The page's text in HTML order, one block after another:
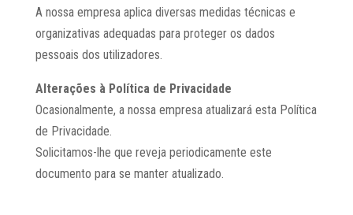
A nossa empresa aplica diversas medidas técnicas e
organizativas adequadas para proteger os dados
pessoais dos utilizadores.
Alterações à Política de Privacidade
Ocasionalmente, a nossa empresa atualizará esta Política
de Privacidade.
Solicitamos-lhe que reveja periodicamente este
documento para se manter atualizado.